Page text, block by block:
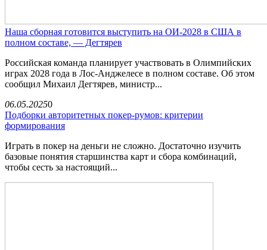
Наша сборная готовится выступить на ОИ-2028 в США в
полном составе, — Дегтярев
Российская команда планирует участвовать в Олимпийских
играх 2028 года в Лос-Анджелесе в полном составе. Об этом
сообщил Михаил Дегтярев, министр...
06.05.20250
Подборки авторитетных покер-румов: критерии
формирования
Играть в покер на деньги не сложно. Достаточно изучить
базовые понятия старшинства карт и сбора комбинаций,
чтобы сесть за настоящий...